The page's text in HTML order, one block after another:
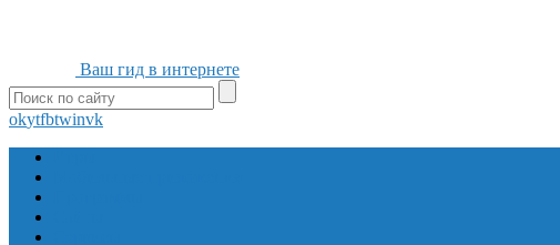
Ваш гид в интернете
okytfbtwinvk